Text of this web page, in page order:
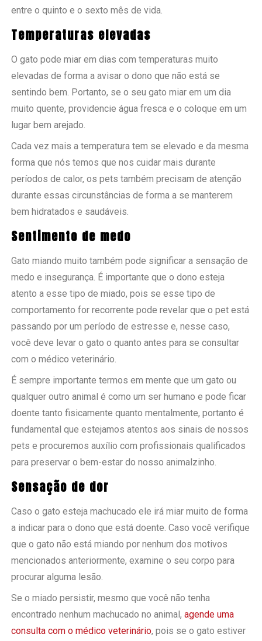
entre o quinto e o sexto mês de vida.
Temperaturas elevadas
O gato pode miar em dias com temperaturas muito
elevadas de forma a avisar o dono que não está se
sentindo bem. Portanto, se o seu gato miar em um dia
muito quente, providencie água fresca e o coloque em um
lugar bem arejado.
Cada vez mais a temperatura tem se elevado e da mesma
forma que nós temos que nos cuidar mais durante
períodos de calor, os pets também precisam de atenção
durante essas circunstâncias de forma a se manterem
bem hidratados e saudáveis.
Sentimento de medo
Gato miando muito também pode significar a sensação de
medo e insegurança. É importante que o dono esteja
atento a esse tipo de miado, pois se esse tipo de
comportamento for recorrente pode revelar que o pet está
passando por um período de estresse e, nesse caso,
você deve levar o gato o quanto antes para se consultar
com o médico veterinário.
É sempre importante termos em mente que um gato ou
qualquer outro animal é como um ser humano e pode ficar
doente tanto fisicamente quanto mentalmente, portanto é
fundamental que estejamos atentos aos sinais de nossos
pets e procuremos auxílio com profissionais qualificados
para preservar o bem-estar do nosso animalzinho.
Sensação de dor
Caso o gato esteja machucado ele irá miar muito de forma
a indicar para o dono que está doente. Caso você verifique
que o gato não está miando por nenhum dos motivos
mencionados anteriormente, examine o seu corpo para
procurar alguma lesão.
Se o miado persistir, mesmo que você não tenha
encontrado nenhum machucado no animal,agende uma
consulta com o médico veterinário, pois se o gato estiver